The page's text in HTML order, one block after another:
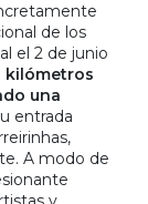
de los
el 2 de junio
kilómetros
una
entrada
A modo de